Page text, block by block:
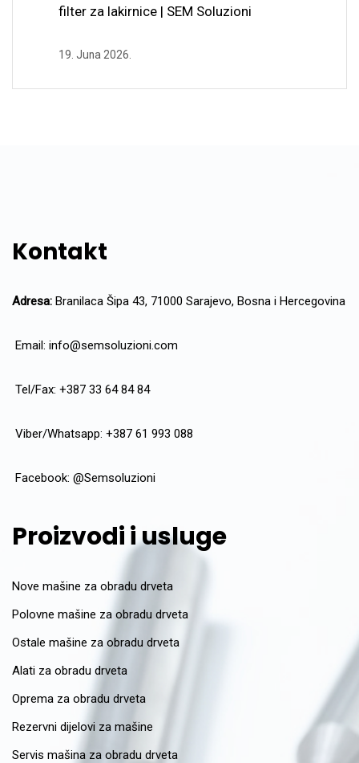
filter za lakirnice | SEM Soluzioni
19. Juna 2026.
Kontakt
Adresa: Branilaca Šipa 43, 71000 Sarajevo, Bosna i Hercegovina
Email: info@semsoluzioni.com
Tel/Fax: +387 33 64 84 84
Viber/Whatsapp: +387 61 993 088
Facebook: @Semsoluzioni
Proizvodi i usluge
Nove mašine za obradu drveta
Polovne mašine za obradu drveta
Ostale mašine za obradu drveta
Alati za obradu drveta
Oprema za obradu drveta
Rezervni dijelovi za mašine
Servis mašina za obradu drveta